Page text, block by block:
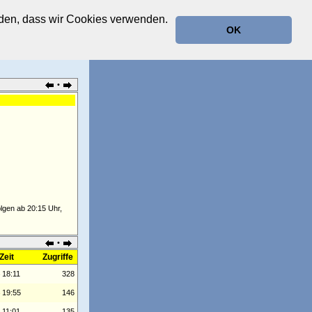
dass wir Cookies verwenden.
OK
•
ab 20:15 Uhr,
•
Zugriffe
18:11 328
19:55 146